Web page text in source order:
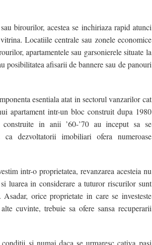
birourilor, acestea se inchiriaza rapid atunci
Locatiile centrale sau zonele economice
apartamentele sau garsonierele situate la
posibilitatea afisarii de bannere sau de panouri
esentiala atat in sectorul vanzarilor cat
apartament intr-un bloc construit dupa 1980
in anii ’60-’70 au inceput sa se
dezvoltatorii imobiliari ofera numeroase
intr-o proprietatea, revanzarea acesteia nu
luarea in considerare a tuturor riscurilor sunt
orice proprietate in care se investeste
cuvinte, trebuie sa ofere sansa recuperarii
si numai daca se urmaresc cativa pasi